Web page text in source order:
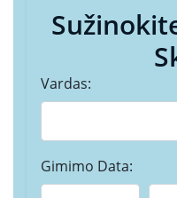
Vardas:
Gimimo Data: